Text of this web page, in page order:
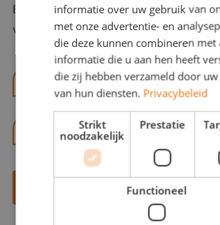
Bel of mail Benno met al jouw vragen.
voor je klaar en helpt je graag!
benno@viajou.nl
06 13 28 62 71
Contact opnemen
informatie over uw gebruik van
met onze advertentie- en
die deze kunnen combineren met
informatie die u aan hen heeft
die zij hebben verzameld door
van hun diensten. Privacybeleid
Strikt
noodzakelijk
Prestatie
Functioneel